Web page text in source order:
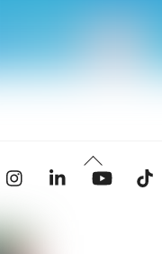
Back
To
Facebook InstagramLinkedin YouTube